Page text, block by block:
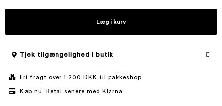
Læg i kurv
Tjek tilgængelighed i butik
Fri fragt over 1.200 DKK til pakkeshop
Køb nu. Betal senere med Klarna